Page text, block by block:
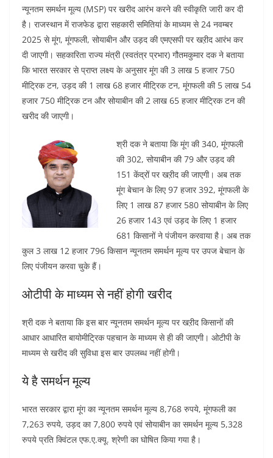
न्यूनतम समर्थन मूल्य (MSP) पर खरीद आरंभ करने की स्वीकृति जारी कर दी
है। राजस्थान में राजफेड द्वारा सहकारी समितियां के माध्यम से 24 नवम्बर
2025 से मूंग, मूंगफली, सोयाबीन और उड़द की एमएसपी पर खऱीद आरंभ कर
दी जाएगी। सहकारिता राज्य मंत्री (स्वतंत्र प्रभार) गौतमकुमार दक ने बताया
कि भारत सरकार से प्राप्त लक्ष्य के अनुसार मूंग की 3 लाख 5 हजार 750
मीट्रिक टन, उड़द की 1 लाख 68 हजार मीट्रिक टन, मूंगफली की 5 लाख 54
हजार 750 मीट्रिक टन और सोयाबीन की 2 लाख 65 हजार मीट्रिक टन की
खरीद की जाएगी।
श्री दक ने बताया कि मूंग की 340, मूंगफली
की 302, सोयाबीन की 79 और उड़द की
151 केंद्रों पर खऱीद की जाएगी। अब तक
मूंग बेचान के लिए 97 हजार 392, मूंगफली के
लिए 1 लाख 87 हजार 580 सोयाबीन के लिए
26 हजार 143 एवं उड़द के लिए 1 हजार
681 किसानों ने पंजीयन करवाया है। अब तक
कुल 3 लाख 12 हजार 796 किसान न्यूनतम समर्थन मूल्य पर उपज बेचान के
लिए पंजीयन करवा चुके हैं।
ओटीपी के माध्यम से नहीं होगी खरीद
श्री दक ने बताया कि इस बार न्यूनतम समर्थन मूल्य पर खऱीद किसानों की
आधार आधारित बायोमीट्रिक पहचान के माध्यम से ही की जाएगी। ओटीपी के
माध्यम से खरीद की सुविधा इस बार उपलब्ध नहीं होगी।
ये है समर्थन मूल्य
भारत सरकार द्वारा मूंग का न्यूनतम समर्थन मूल्य 8,768 रुपये, मूंगफली का
7,263 रुपये, उड़द का 7,800 रुपये एवं सोयाबीन का समर्थन मूल्य 5,328
रुपये प्रति क्विंटल एफ.ए.क्यू. श्रेणी का घोषित किया गया है।